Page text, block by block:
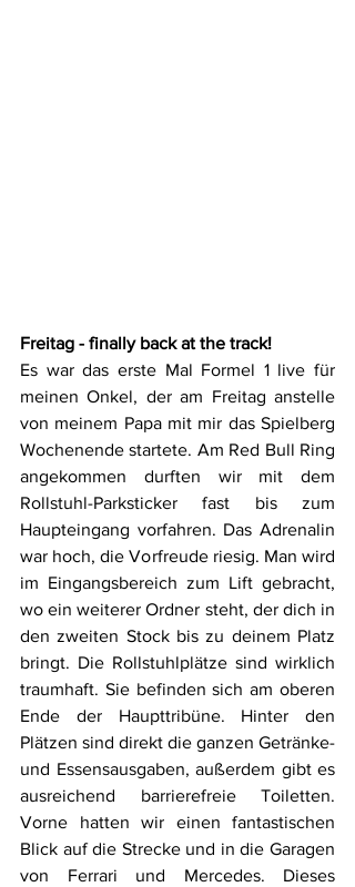
Freitag - finally back at the track!
Es war das erste Mal Formel 1 live für
meinen Onkel, der am Freitag anstelle
von meinem Papa mit mir das Spielberg
Wochenende startete. Am Red Bull Ring
angekommen durften wir mit dem
Rollstuhl-Parksticker fast bis zum
Haupteingang vorfahren. Das Adrenalin
war hoch, die Vorfreude riesig. Man wird
im Eingangsbereich zum Lift gebracht,
wo ein weiterer Ordner steht, der dich in
den zweiten Stock bis zu deinem Platz
bringt. Die Rollstuhlplätze sind wirklich
traumhaft. Sie befinden sich am oberen
Ende der Haupttribüne. Hinter den
Plätzen sind direkt die ganzen Getränke-
und Essensausgaben, außerdem gibt es
ausreichend barrierefreie Toiletten.
Vorne hatten wir einen fantastischen
Blick auf die Strecke und in die Garagen
von Ferrari und Mercedes. Dieses